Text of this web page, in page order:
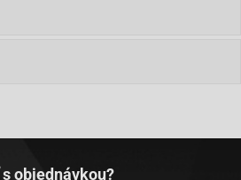
objednávkou?